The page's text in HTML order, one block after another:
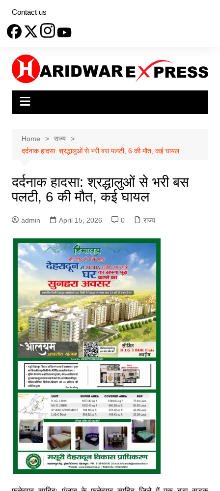
content
Contact us
Home
राज्य
दर्दनाक हादसा: श्रद्धालुओं से भरी बस पलटी, 6 की मौत, कई घायल
दर्दनाक हादसा: श्रद्धालुओं से भरी बस
पलटी, 6 की मौत, कई घायल
admin April 15, 2026 0 राज्य